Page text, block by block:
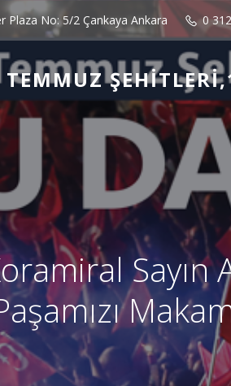
Plaza No: 5/2 Çankaya Ankara 0
Sayın